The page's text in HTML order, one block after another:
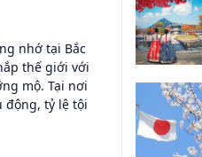
nhớ tại Bắc
thế giới với
mộ. Tại nơi
động, tỷ lệ tội